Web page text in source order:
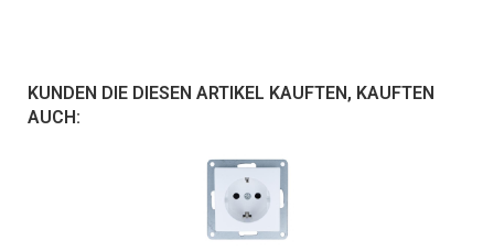
KUNDEN DIE DIESEN ARTIKEL KAUFTEN, KAUFTEN
AUCH: